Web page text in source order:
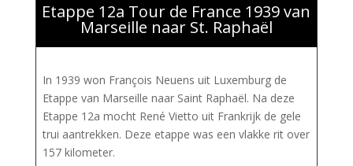
Etappe 12a Tour de France 1939 van
Marseille naar St. Raphaël
In 1939 won François Neuens uit Luxemburg de
Etappe van Marseille naar Saint Raphaël. Na deze
Etappe 12a mocht René Vietto uit Frankrijk de gele
trui aantrekken. Deze etappe was een vlakke rit over
157 kilometer.